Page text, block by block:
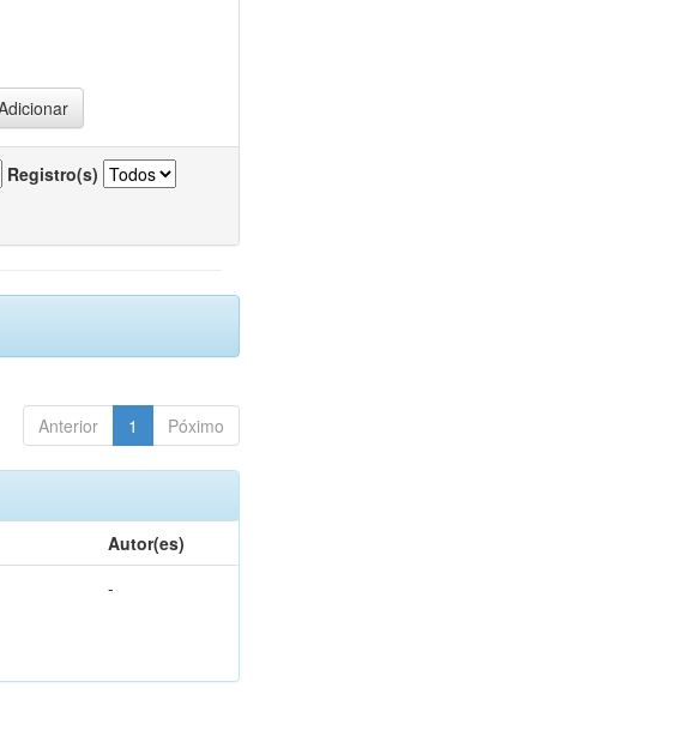
Registro(s)
Anterior 1 Póximo
Autor(es)
-